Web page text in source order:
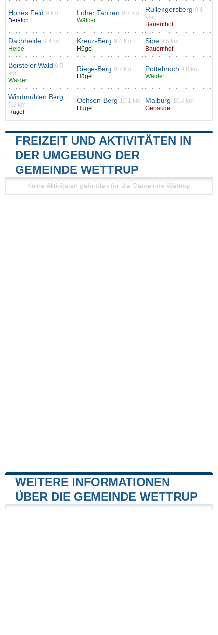
Hohes Feld 9 km
Bereich
Loher Tannen 9.3 km
Wälder
Rullengersberg 9.4
km
Bauernhof
Dachheide 9.4 km
Heide
Kreuz-Berg 9.4 km
Hügel
Sipe 9.5 km
Bauernhof
Borsteler Wald 9.5
km
Wälder
Riege-Berg 9.7 km
Hügel
Pottebruch 9.8 km
Wälder
Windmühlen Berg
9.9 km
Hügel
Ochsen-Berg 10.1 km
Hügel
Maiburg 10.4 km
Gebäude
FREIZEIT UND AKTIVITÄTEN IN
DER UMGEBUNG DER
GEMEINDE WETTRUP
Keine Aktivitäten gefunden für die Gemeinde Wettrup
WEITERE INFORMATIONEN
ÜBER DIE GEMEINDE WETTRUP
Kernkraftwerk Kernkraftwerk Emsland